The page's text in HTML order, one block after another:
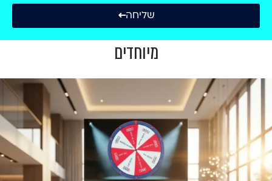
שליחה
מיוחדים